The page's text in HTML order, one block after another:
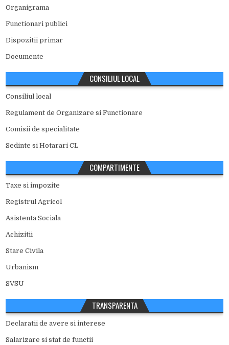
Organigrama
Functionari publici
Dispozitii primar
Documente
CONSILIUL LOCAL
Consiliul local
Regulament de Organizare si Functionare
Comisii de specialitate
Sedinte si Hotarari CL
COMPARTIMENTE
Taxe si impozite
Registrul Agricol
Asistenta Sociala
Achizitii
Stare Civila
Urbanism
SVSU
TRANSPARENTA
Declaratii de avere si interese
Salarizare si stat de functii